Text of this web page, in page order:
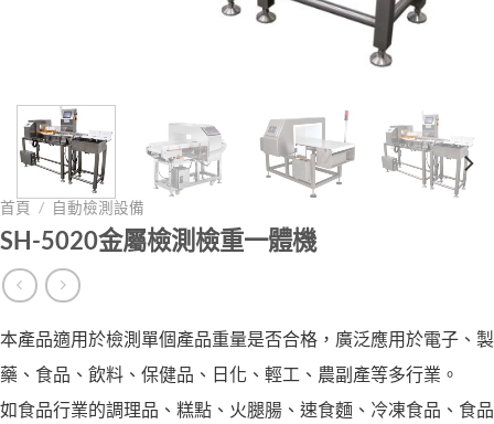
首頁 / 自動檢測設備
SH-5020金屬檢測檢重一體機
本產品適用於檢測單個產品重量是否合格，廣泛應用於電子、製
藥、食品、飲料、保健品、日化、輕工、農副產等多行業。
如食品行業的調理品、糕點、火腿腸、速食麵、冷凍食品、食品